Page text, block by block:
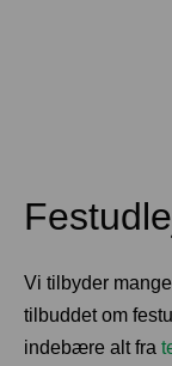
Vi tilbyder
tilbuddet om
indebære alt fra